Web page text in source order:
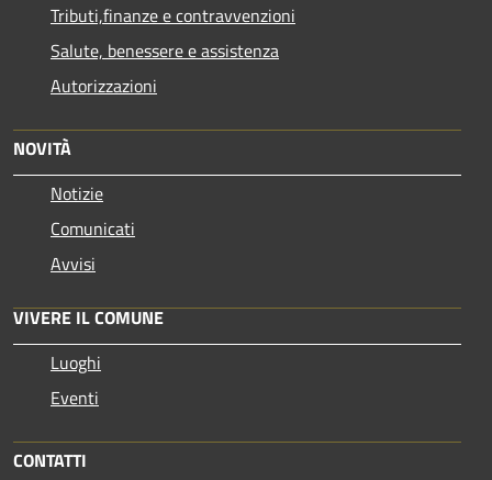
Tributi,finanze e contravvenzioni
Salute, benessere e assistenza
Autorizzazioni
NOVITÀ
Notizie
Comunicati
Avvisi
VIVERE IL COMUNE
Luoghi
Eventi
CONTATTI